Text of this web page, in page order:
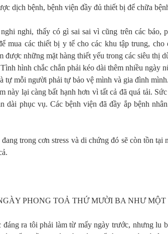
dịch bệnh, bệnh viện đầy đủ thiết bị để chữa
nghi, thấy có gì sai sai vì cũng trên các báo,
mua các thiết bị y tế cho các khu tập trung, cho
được những mặt hàng thiết yếu trong các siêu thị
hình chắc chắn phải kéo dài thêm nhiều ngày
tự mỗi người phải tự bảo vệ mình và gia đình
này lại càng bất hạnh hơn vì tất cả đã quá tải.
dài phục vụ. Các bệnh viện đã đầy ắp bệnh
trong cơn stress và di chứng đó sẽ còn tồn tại
PHONG TOẢ THỨ MƯỜI BA NHƯ
đáng ra tôi phải làm từ mấy ngày trước, nhưng lu